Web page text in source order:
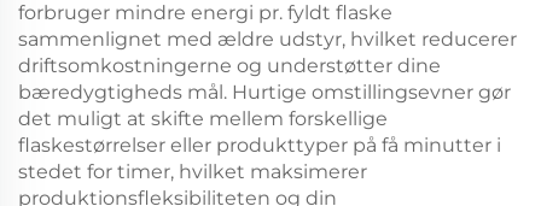
forbruger mindre energi pr. fyldt flaske
sammenlignet med ældre udstyr, hvilket reducerer
driftsomkostningerne og understøtter dine
bæredygtigheds mål. Hurtige omstillingsevner gør
det muligt at skifte mellem forskellige
flaskestørrelser eller produkttyper på få minutter i
stedet for timer, hvilket maksimerer
produktionsfleksibiliteten og din